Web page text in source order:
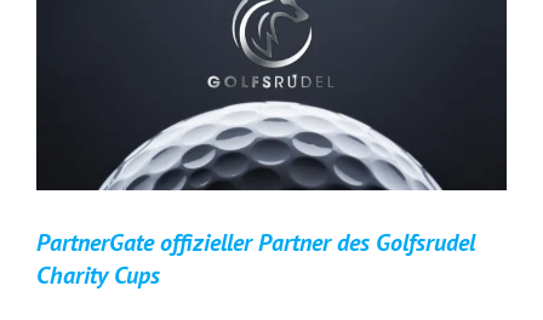
PartnerGate offizieller Partner des Golfsrudel
Charity Cups